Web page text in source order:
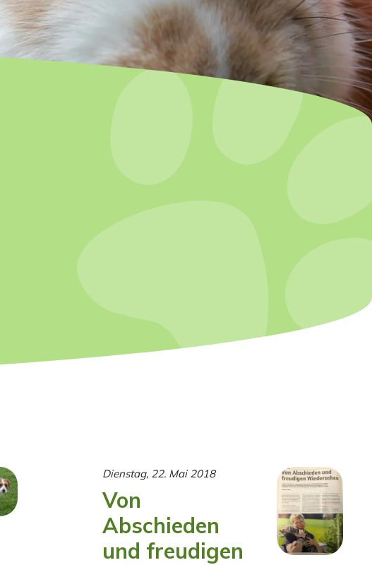
Dienstag, 22. Mai 2018
Von
Abschieden
und freudigen